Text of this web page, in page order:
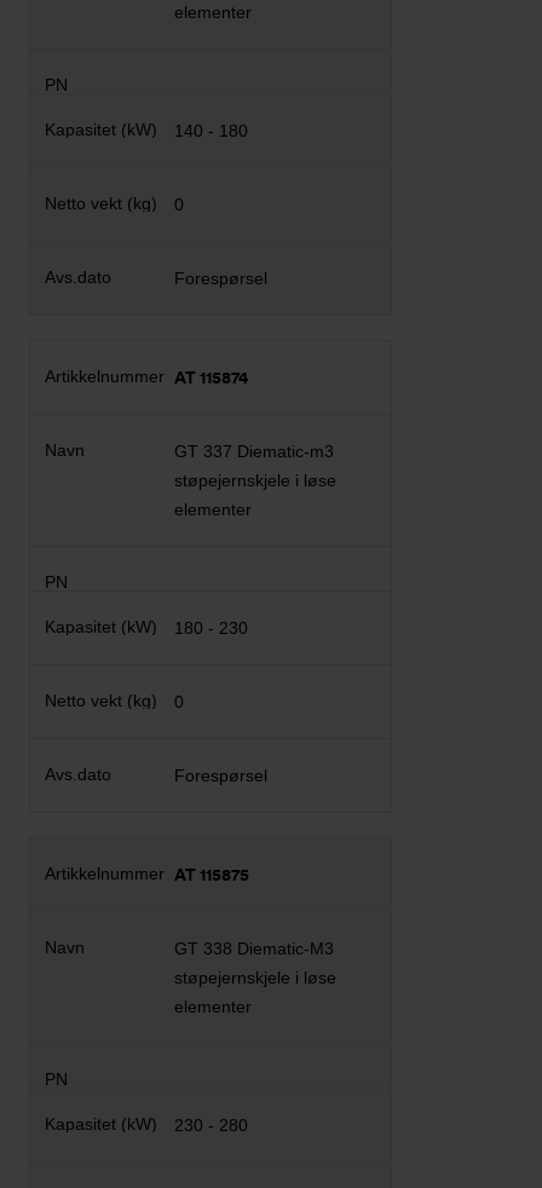
elementer
140 - 180
0
Forespørsel
AT 115874
GT 337 Diematic-m3
støpejernskjele i løse
elementer
180 - 230
0
Forespørsel
AT 115875
GT 338 Diematic-M3
støpejernskjele i løse
elementer
230 - 280